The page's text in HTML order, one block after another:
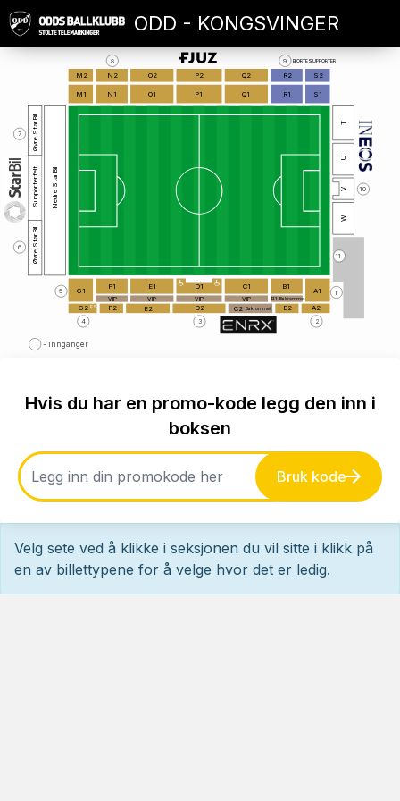
ODD - KONGSVINGER
M2 N2 O2 P2 Q2 R2 S2
M1 N1 O1 P1 Q1 R1 S1
G1 F1 E1 D1 C1 B1 A1
G2 F2 E2 D2 C2 Bakrommet B2 A2
VIP VIP VIP VIP B1 Bakrommet
Nedre StarBil
Øvre StarBil
Øvre StarBil
Supporterfelt
W
U
T
V
BORTESUPPORTER
FS
10
1
2
3
8 9
4
5
6
7
- innganger
11
Hvis du har en promo-kode legg den inn i
boksen
Bruk kode
Velg sete ved å klikke i seksjonen du vil sitte i klikk på
en av billettypene for å velge hvor det er ledig.